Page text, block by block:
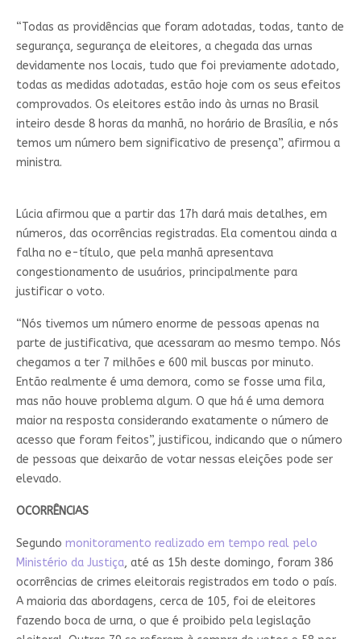
“Todas as providências que foram adotadas, todas, tanto de
segurança, segurança de eleitores, a chegada das urnas
devidamente nos locais, tudo que foi previamente adotado,
todas as medidas adotadas, estão hoje com os seus efeitos
comprovados. Os eleitores estão indo às urnas no Brasil
inteiro desde 8 horas da manhã, no horário de Brasília, e nós
temos um número bem significativo de presença”, afirmou a
ministra.
Lúcia afirmou que a partir das 17h dará mais detalhes, em
números, das ocorrências registradas. Ela comentou ainda a
falha no e-título, que pela manhã apresentava
congestionamento de usuários, principalmente para
justificar o voto.
“Nós tivemos um número enorme de pessoas apenas na
parte de justificativa, que acessaram ao mesmo tempo. Nós
chegamos a ter 7 milhões e 600 mil buscas por minuto.
Então realmente é uma demora, como se fosse uma fila,
mas não houve problema algum. O que há é uma demora
maior na resposta considerando exatamente o número de
acesso que foram feitos”, justificou, indicando que o número
de pessoas que deixarão de votar nessas eleições pode ser
elevado.
OCORRÊNCIAS
Segundo monitoramento realizado em tempo real pelo
Ministério da Justiça, até as 15h deste domingo, foram 386
ocorrências de crimes eleitorais registrados em todo o país.
A maioria das abordagens, cerca de 105, foi de eleitores
fazendo boca de urna, o que é proibido pela legislação